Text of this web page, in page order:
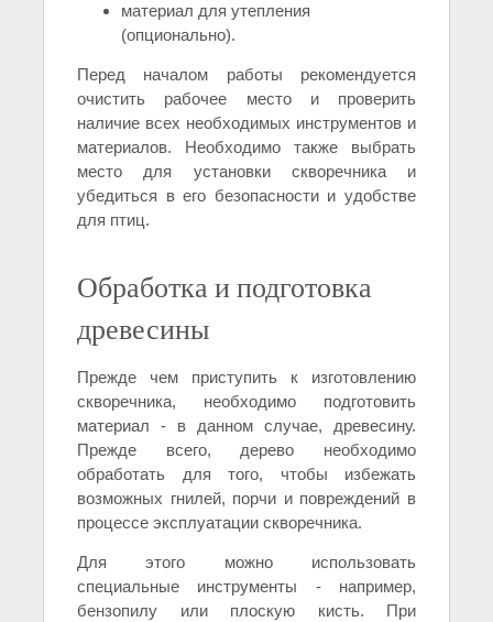
материал для утепления
(опционально).
Перед началом работы рекомендуется
очистить рабочее место и проверить
наличие всех необходимых инструментов и
материалов. Необходимо также выбрать
место для установки скворечника и
убедиться в его безопасности и удобстве
для птиц.
Обработка и подготовка
древесины
Прежде чем приступить к изготовлению
скворечника, необходимо подготовить
материал - в данном случае, древесину.
Прежде всего, дерево необходимо
обработать для того, чтобы избежать
возможных гнилей, порчи и повреждений в
процессе эксплуатации скворечника.
Для этого можно использовать
специальные инструменты - например,
бензопилу или плоскую кисть. При